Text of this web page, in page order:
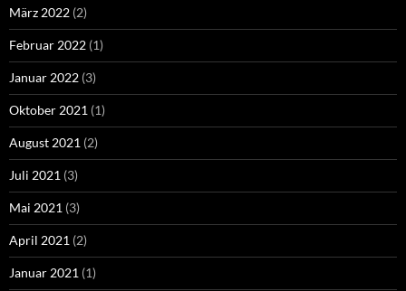
März 2022 (2)
Februar 2022 (1)
Januar 2022 (3)
Oktober 2021 (1)
August 2021 (2)
Juli 2021 (3)
Mai 2021 (3)
April 2021 (2)
Januar 2021 (1)